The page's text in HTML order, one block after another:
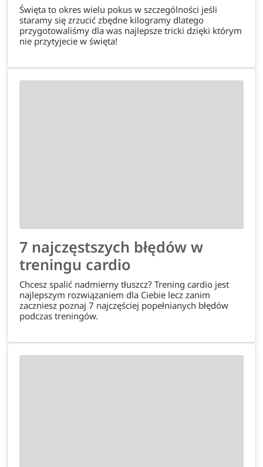
Święta to okres wielu pokus w szczególności jeśli
staramy się zrzucić zbędne kilogramy dlatego
przygotowaliśmy dla was najlepsze tricki dzięki którym
nie przytyjecie w święta!
7 najczęstszych błędów w
treningu cardio
Chcesz spalić nadmierny tłuszcz? Trening cardio jest
najlepszym rozwiązaniem dla Ciebie lecz zanim
zaczniesz poznaj 7 najczęściej popełnianych błędów
podczas treningów.